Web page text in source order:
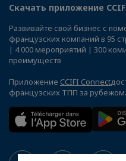
Скачать приложение
Развивайте свой бизнес с
французских компаний в 95
| 4 000 мероприятий | 300
преимуществ
Приложение CCIFI Connect
французских ТПП за рубежом.